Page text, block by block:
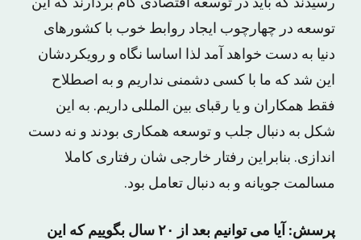
رسیدند که باید در توسعه اقتصادی گام بردارند که این
توسعه در چهارچوب ایجاد روابط خوب با کشورهای
دنیا به دست خواهد آمد لذا اساسا نگاه و رویکردشان
این شد که ما با کسی دشمنی نداریم و به اصطلاح
فقط همکاران و یا رقبای بین المللی داریم. به این
شکل به دنبال جلب و توسعه همکاری بودند و نه دست
اندازی. بنابراین رفتار خارجی شان رفتاری کاملا
مسالمت جویانه و به دنبال تعامل بود.
پرسش: آیا می توانیم بعد از ۲۰ سال بگوییم که این